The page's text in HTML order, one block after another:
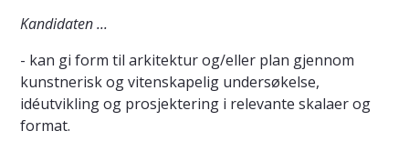
Kandidaten ...
- kan gi form til arkitektur og/eller plan gjennom
kunstnerisk og vitenskapelig undersøkelse,
idéutvikling og prosjektering i relevante skalaer og
format.